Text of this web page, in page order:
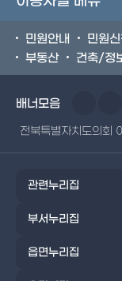
민원안내 민원
부동산
건축/정
배너모음
전북특별자치도의회
관련누리집
부서누리집
읍면누리집